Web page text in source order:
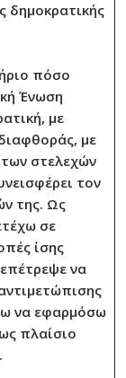
δημοκρατικής
πόσο
Ένωση
με
με
στελεχών
τον
της. Ως
σε
ίσης
να
να εφαρμόσω
πλαίσιο